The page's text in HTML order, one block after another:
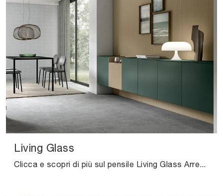
Living Glass
Clicca e scopri di più sul pensile Living Glass Arredo3 in laccato opaco: arreda un living operativo e pratico.